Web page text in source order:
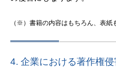
（※）書籍の内容はもちろん、表紙
4. 企業における著作権侵